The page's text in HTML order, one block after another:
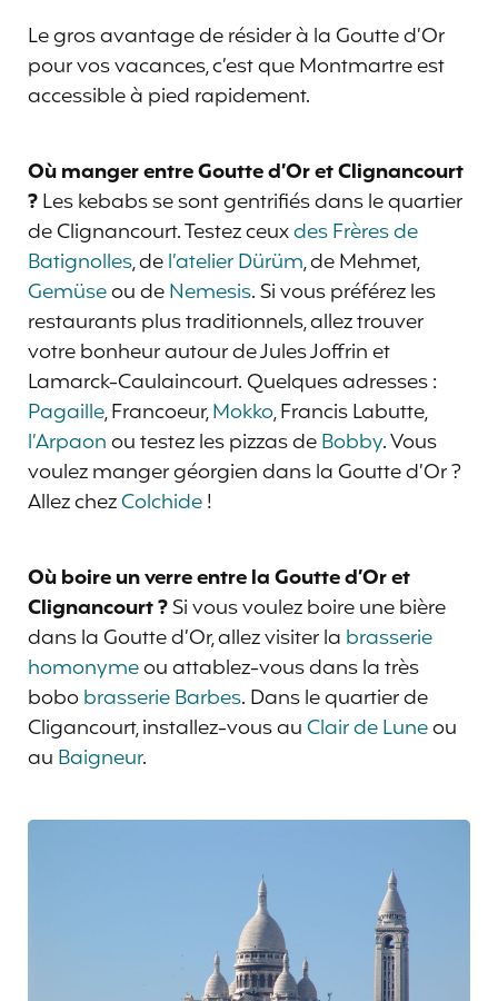
Le gros avantage de résider à la Goutte d’Or
pour vos vacances, c’est que Montmartre est
accessible à pied rapidement.
Où manger entre Goutte d’Or et Clignancourt
?Les kebabs se sont gentrifiés dans le quartier
de Clignancourt. Testez ceuxdes Frères de
Batignolles, del’atelier Dürüm, de Mehmet,
Gemüseou deNemesis. Si vous préférez les
restaurants plus traditionnels, allez trouver
votre bonheur autour de Jules Joffrin et
Lamarck-Caulaincourt. Quelques adresses :
Pagaille, Francoeur,Mokko, Francis Labutte,
l’Arpaonou testez les pizzas deBobby. Vous
voulez manger géorgien dans la Goutte d’Or ?
Allez chezColchide!
Où boire un verre entre la Goutte d’Or et
Clignancourt ?Si vous voulez boire une bière
dans la Goutte d’Or, allez visiter la brasserie
homonymeou attablez-vous dans la très
bobobrasserie Barbes. Dans le quartier de
Cligancourt, installez-vous auClair de Luneou
au Baigneur.